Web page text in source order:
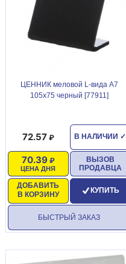
ЦЕННИК меловой L-вида А7
105х75 черный [77911]
В НАЛИЧИИ ✓
72.57
ЦЕНА ДНЯ
70.39
ДОБАВИТЬ
В КОРЗИНУ
ВЫЗОВ
ПРОДАВЦА
КУПИТЬ
БЫСТРЫЙ ЗАКАЗ